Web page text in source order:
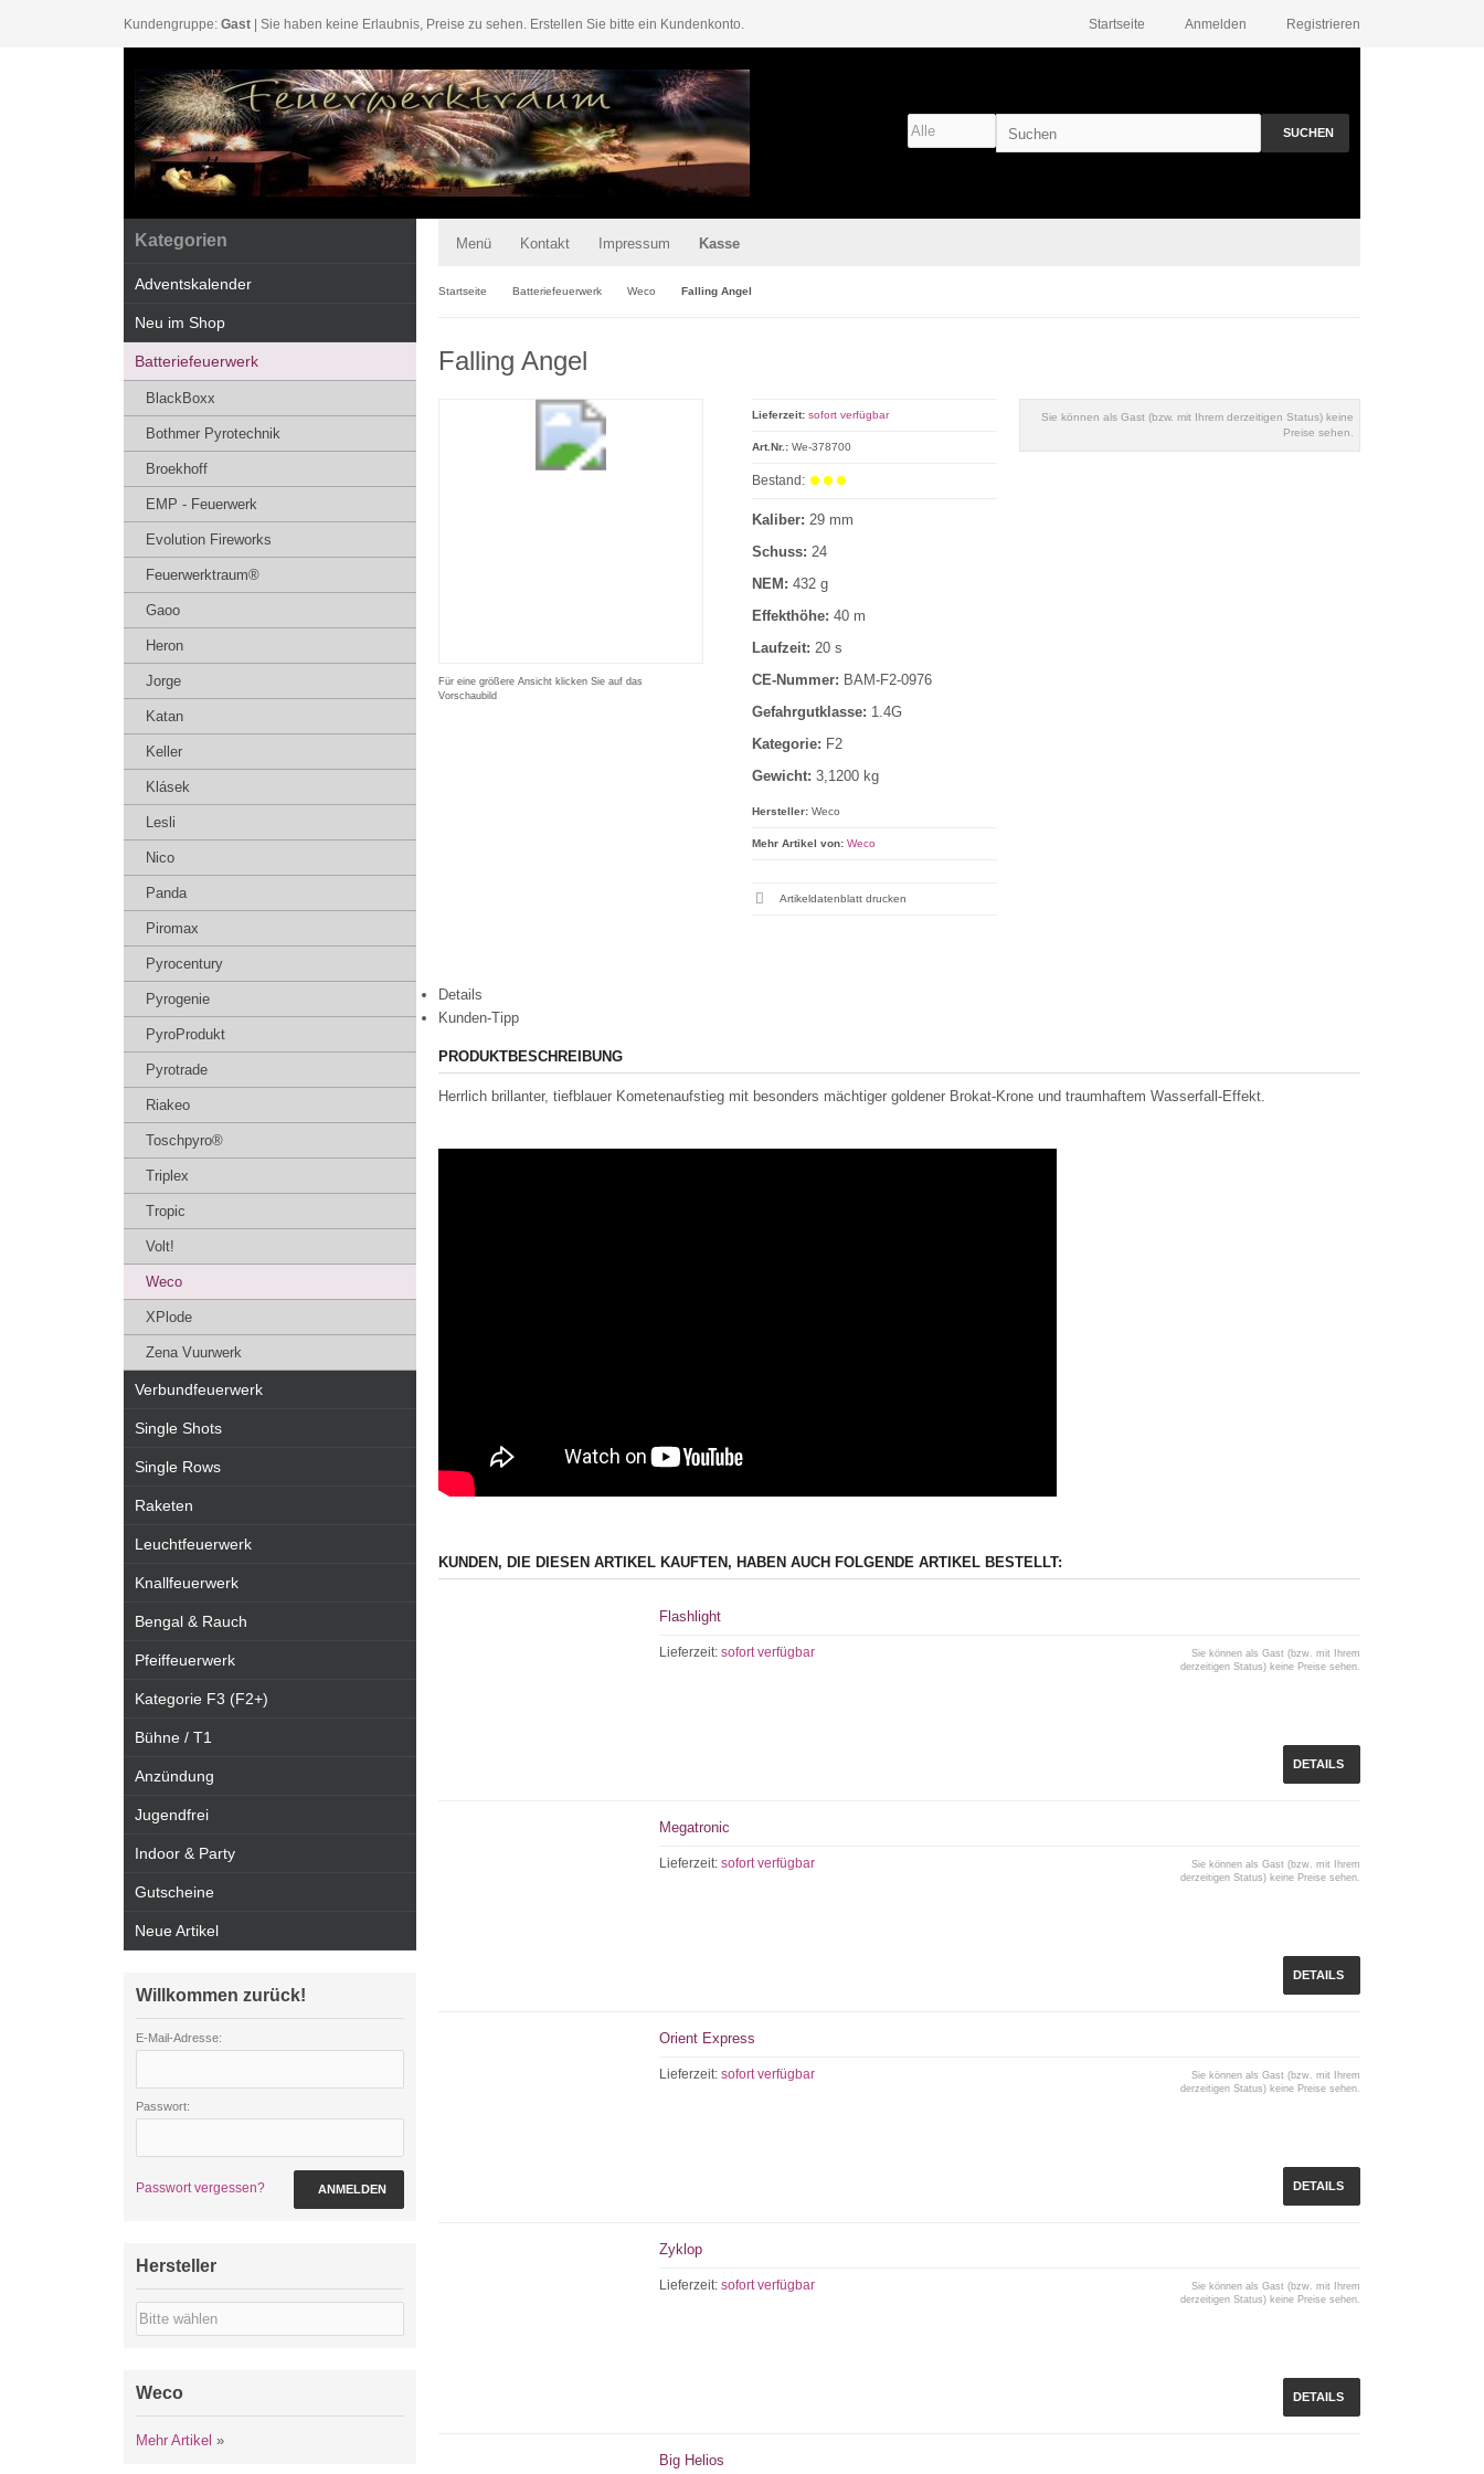
Kundengruppe: Gast | Sie haben keine Erlaubnis, Preise zu sehen. Erstellen Sie bitte ein Kundenkonto. Registrieren
Anmelden
Startseite
SUCHEN
Menü Kontakt Impressum Kasse
Startseite Batteriefeuerwerk Weco Falling Angel
Falling Angel
Für eine größere Ansicht klicken Sie auf das
Vorschaubild
Sie können als Gast (bzw. mit Ihrem derzeitigen Status) keine
Preise sehen.
Lieferzeit: sofort verfügbar
Art.Nr.: We-378700
Bestand:
Kaliber: 29 mm
Schuss: 24
NEM: 432 g
Effekthöhe: 40 m
Laufzeit: 20 s
CE-Nummer: BAM-F2-0976
Gefahrgutklasse: 1.4G
Kategorie: F2
Gewicht: 3,1200 kg
Hersteller: Weco
Mehr Artikel von: Weco
Artikeldatenblatt drucken
Details
Kunden-Tipp
PRODUKTBESCHREIBUNG
Herrlich brillanter, tiefblauer Kometenaufstieg mit besonders mächtiger goldener Brokat-Krone und traumhaftem Wasserfall-Effekt.
KUNDEN, DIE DIESEN ARTIKEL KAUFTEN, HABEN AUCH FOLGENDE ARTIKEL BESTELLT:
Flashlight
Lieferzeit:sofort verfügbar
Sie können als Gast (bzw. mit Ihrem
derzeitigen Status) keine Preise sehen.
DETAILS
Megatronic
Lieferzeit:sofort verfügbar
Sie können als Gast (bzw. mit Ihrem
derzeitigen Status) keine Preise sehen.
DETAILS
Orient Express
Lieferzeit:sofort verfügbar
Sie können als Gast (bzw. mit Ihrem
derzeitigen Status) keine Preise sehen.
DETAILS
Zyklop
Lieferzeit:sofort verfügbar
Sie können als Gast (bzw. mit Ihrem
derzeitigen Status) keine Preise sehen.
DETAILS
Big Helios
Kategorien
Adventskalender
Neu im Shop
Batteriefeuerwerk
BlackBoxx
Bothmer Pyrotechnik
Broekhoff
EMP - Feuerwerk
Evolution Fireworks
Feuerwerktraum®
Gaoo
Heron
Jorge
Katan
Keller
Klásek
Lesli
Nico
Panda
Piromax
Pyrocentury
Pyrogenie
PyroProdukt
Pyrotrade
Riakeo
Toschpyro®
Triplex
Tropic
Volt!
Weco
XPlode
Zena Vuurwerk
Verbundfeuerwerk
Single Shots
Single Rows
Raketen
Leuchtfeuerwerk
Knallfeuerwerk
Bengal & Rauch
Pfeiffeuerwerk
Kategorie F3 (F2+)
Bühne / T1
Anzündung
Jugendfrei
Indoor & Party
Gutscheine
Neue Artikel
Willkommen zurück!
E-Mail-Adresse:
Passwort:
Passwort vergessen? ANMELDEN
Hersteller
Weco
Mehr Artikel »